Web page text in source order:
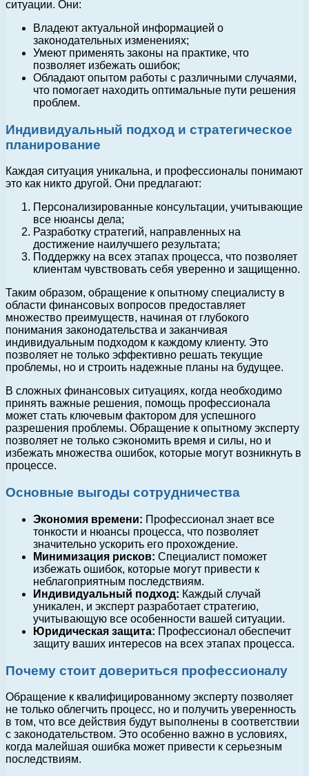
ситуации. Они:
Владеют актуальной информацией о
законодательных изменениях;
Умеют применять законы на практике, что
позволяет избежать ошибок;
Обладают опытом работы с различными случаями,
что помогает находить оптимальные пути решения
проблем.
Индивидуальный подход и стратегическое
планирование
Каждая ситуация уникальна, и профессионалы понимают
это как никто другой. Они предлагают:
Персонализированные консультации, учитывающие
все нюансы дела;
Разработку стратегий, направленных на
достижение наилучшего результата;
Поддержку на всех этапах процесса, что позволяет
клиентам чувствовать себя уверенно и защищенно.
Таким образом, обращение к опытному специалисту в
области финансовых вопросов предоставляет
множество преимуществ, начиная от глубокого
понимания законодательства и заканчивая
индивидуальным подходом к каждому клиенту. Это
позволяет не только эффективно решать текущие
проблемы, но и строить надежные планы на будущее.
В сложных финансовых ситуациях, когда необходимо
принять важные решения, помощь профессионала
может стать ключевым фактором для успешного
разрешения проблемы. Обращение к опытному эксперту
позволяет не только сэкономить время и силы, но и
избежать множества ошибок, которые могут возникнуть в
процессе.
Основные выгоды сотрудничества
Экономия времени: Профессионал знает все
тонкости и нюансы процесса, что позволяет
значительно ускорить его прохождение.
Минимизация рисков: Специалист поможет
избежать ошибок, которые могут привести к
неблагоприятным последствиям.
Индивидуальный подход: Каждый случай
уникален, и эксперт разработает стратегию,
учитывающую все особенности вашей ситуации.
Юридическая защита: Профессионал обеспечит
защиту ваших интересов на всех этапах процесса.
Почему стоит довериться профессионалу
Обращение к квалифицированному эксперту позволяет
не только облегчить процесс, но и получить уверенность
в том, что все действия будут выполнены в соответствии
с законодательством. Это особенно важно в условиях,
когда малейшая ошибка может привести к серьезным
последствиям.